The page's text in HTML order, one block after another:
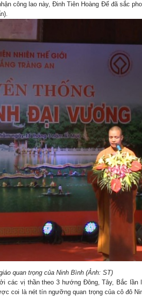
công lao này, Đinh Tiên Hoàng Đế đã sắc
quan trọng của Ninh Bình (Ảnh: ST)
các vị thần theo 3 hướng Đông, Tây, Bắc lần
coi là nét tín ngưỡng quan trọng của cô đô